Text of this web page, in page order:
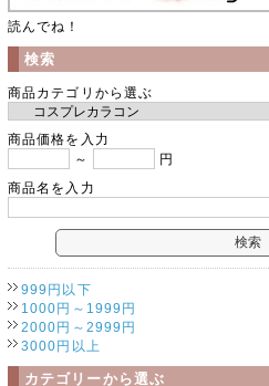
読んでね！
検索
商品カテゴリから選ぶ
商品価格を入力
～
円
商品名を入力
999円以下
1000円～1999円
2000円～2999円
3000円以上
カテゴリーから選ぶ